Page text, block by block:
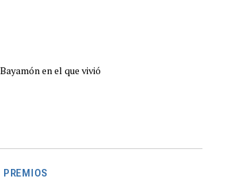
en el que vivió
PREMIOS